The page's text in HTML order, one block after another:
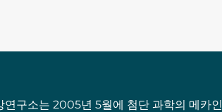
연구소는 2005년 5월에 첨단 과학의 메카인